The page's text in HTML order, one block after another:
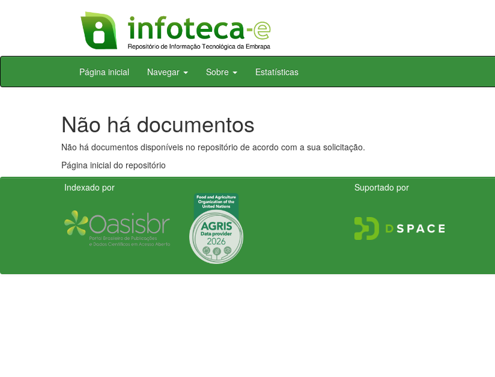
Skip
Página inicial Navegar Sobre Estatísticas
Não há documentos
Não há documentos disponíveis no repositório de acordo com a sua solicitação.
Página inicial do repositório
Indexado por
Suportado por